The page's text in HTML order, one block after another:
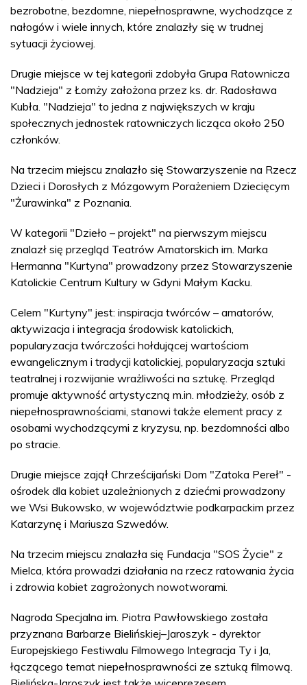
bezrobotne, bezdomne, niepełnosprawne, wychodzące z
nałogów i wiele innych, które znalazły się w trudnej
sytuacji życiowej.
Drugie miejsce w tej kategorii zdobyła Grupa Ratownicza
"Nadzieja" z Łomży założona przez ks. dr. Radosława
Kubła. "Nadzieja" to jedna z największych w kraju
społecznych jednostek ratowniczych licząca około 250
członków.
Na trzecim miejscu znalazło się Stowarzyszenie na Rzecz
Dzieci i Dorosłych z Mózgowym Porażeniem Dziecięcym
"Żurawinka" z Poznania.
W kategorii "Dzieło – projekt" na pierwszym miejscu
znalazł się przegląd Teatrów Amatorskich im. Marka
Hermanna "Kurtyna" prowadzony przez Stowarzyszenie
Katolickie Centrum Kultury w Gdyni Małym Kacku.
Celem "Kurtyny" jest: inspiracja twórców – amatorów,
aktywizacja i integracja środowisk katolickich,
popularyzacja twórczości hołdującej wartościom
ewangelicznym i tradycji katolickiej, popularyzacja sztuki
teatralnej i rozwijanie wrażliwości na sztukę. Przegląd
promuje aktywność artystyczną m.in. młodzieży, osób z
niepełnosprawnościami, stanowi także element pracy z
osobami wychodzącymi z kryzysu, np. bezdomności albo
po stracie.
Drugie miejsce zajął Chrześcijański Dom "Zatoka Pereł" -
ośrodek dla kobiet uzależnionych z dziećmi prowadzony
we Wsi Bukowsko, w województwie podkarpackim przez
Katarzynę i Mariusza Szwedów.
Na trzecim miejscu znalazła się Fundacja "SOS Życie" z
Mielca, która prowadzi działania na rzecz ratowania życia
i zdrowia kobiet zagrożonych nowotworami.
Nagroda Specjalna im. Piotra Pawłowskiego została
przyznana Barbarze Bielińskiej–Jaroszyk - dyrektor
Europejskiego Festiwalu Filmowego Integracja Ty i Ja,
łączącego temat niepełnosprawności ze sztuką filmową.